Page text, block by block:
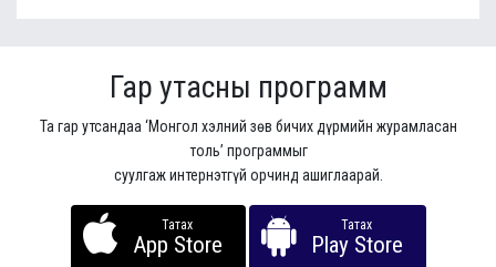
Гар утасны программ
Та гар утсандаа ‘Монгол хэлний зөв бичих дүрмийн журамласан
толь’ программыг
суулгаж интернэтгүй орчинд ашиглаарай.
Татах
App Store
Татах
Play Store